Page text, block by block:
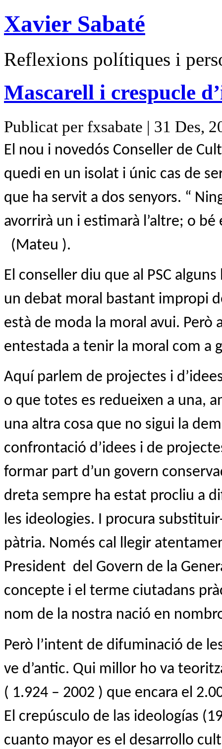
Xavier Sabaté
Reflexions polítiques i
Mascarell i crespucle
Publicat per fxsabate | 31 Des,
El nou i novedós Conseller de
quedi en un isolat i únic cas de
que ha servit a dos senyors. “
avorrirà un i estimarà l’altre; o bé
(Mateu ).
El conseller diu que al PSC
un debat moral bastant impropi
està de moda la moral avui. Però
entestada a tenir la moral com a
Aquí parlem de projectes i
o que totes es redueixen a una,
una altra cosa que no sigui la
confrontació d’idees i de
formar part d’un govern
dreta sempre ha estat procliu a
les ideologies. I procura
pàtria. Només cal llegir
President del Govern de la
concepte i el terme ciutadans
nom de la nostra nació en
Però l’intent de difuminació de
ve d’antic. Qui millor ho va
( 1.924 – 2002 ) que encara el
El crepúsculo de las ideologías
cuanto mayor es el desarrollo